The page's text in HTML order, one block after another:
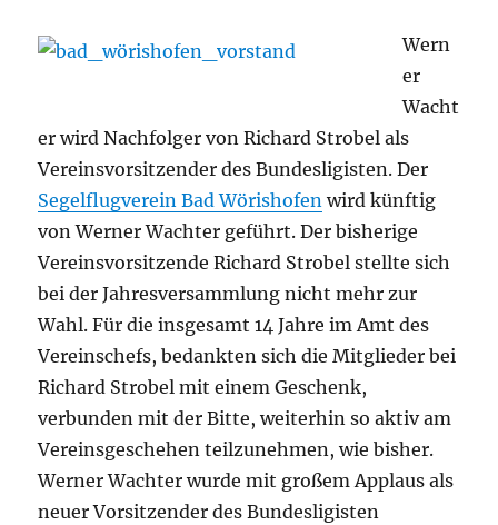
Wern
er
Wacht
er wird Nachfolger von Richard Strobel als
Vereinsvorsitzender des Bundesligisten. Der
Segelflugverein Bad Wörishofen wird künftig
von Werner Wachter geführt. Der bisherige
Vereinsvorsitzende Richard Strobel stellte sich
bei der Jahresversammlung nicht mehr zur
Wahl. Für die insgesamt 14 Jahre im Amt des
Vereinschefs, bedankten sich die Mitglieder bei
Richard Strobel mit einem Geschenk,
verbunden mit der Bitte, weiterhin so aktiv am
Vereinsgeschehen teilzunehmen, wie bisher.
Werner Wachter wurde mit großem Applaus als
neuer Vorsitzender des Bundesligisten